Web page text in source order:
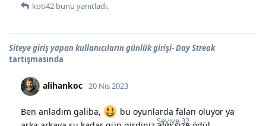
koti42 bunu yanıtladı.
Siteye giriş yapan kullanıcıların günlük girişi- Day Streak
tartışmasında
alihankoc
Seviye32
20 Nis 2023
Ben anladım galiba,
bu oyunlarda falan oluyor ya